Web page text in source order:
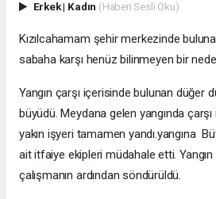
Erkek| Kadın (Haberi Sesli Oku)
Kızılcahamam şehir merkezinde
sabaha karşı henüz bilinmeyen bir
Yangın çarşı içerisinde bulunan düğer
büyüdü. Meydana gelen yangında
yakın işyeri tamamen yandı.yangına
ait itfaiye ekipleri müdahale etti.
çalışmanın ardından söndürüldü.